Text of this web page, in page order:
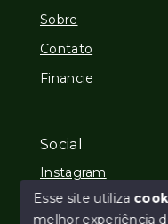
Sobre
Contato
Financie
Social
Instagram
Esse site utiliza
melhor experiência